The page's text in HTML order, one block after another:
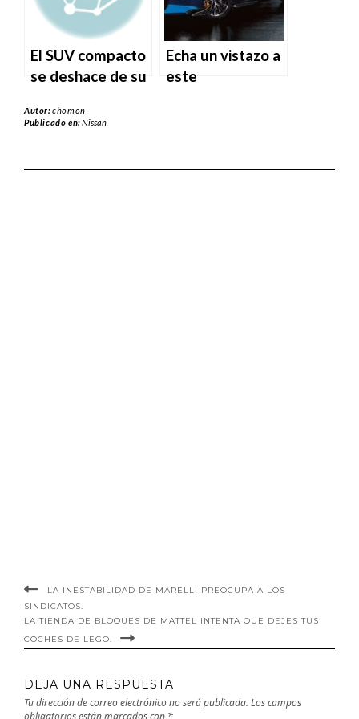
Audaz Nueva
Estrategia de
Vehículos
Híbridos
Eléctricos.
El SUV compacto
se deshace de su
europea.
Echa un vistazo a
este
Autor:chomon
Publicado en:Nissan
LA INESTABILIDAD DE MARELLI PREOCUPA A LOS
SINDICATOS.
LA TIENDA DE BLOQUES DE MATTEL INTENTA QUE DEJES TUS
COCHES DE LEGO.
DEJA UNA RESPUESTA
Tu dirección de correo electrónico no será publicada. Los campos